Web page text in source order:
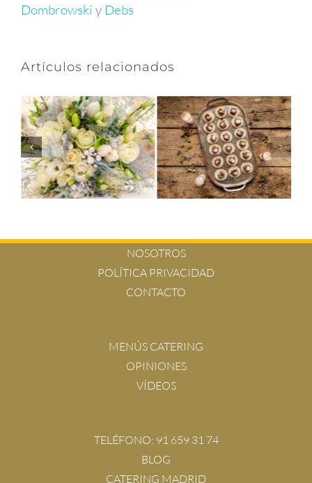
Dombrowski y Debs
Artículos relacionados
Tendencias
florales en la
decoración de
Bodas
Postres
innovadores
para bodas:
Alternativas a
la tarta nupcial
NOSOTROS
POLÍTICA PRIVACIDAD
CONTACTO
MENÚS CATERING
OPINIONES
VÍDEOS
TELÉFONO: 91 659 31 74
BLOG
CATERING MADRID